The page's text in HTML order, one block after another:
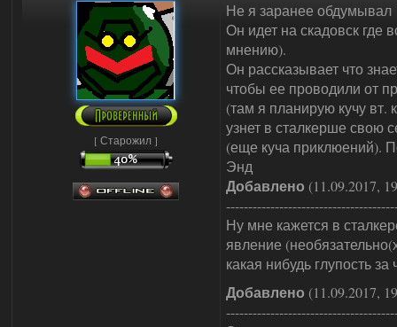
[ Старожил ]
Не я заранее обдумывал
Он идет на скадовск где
мнению).
Он рассказывает что
чтобы ее проводили от
(там я планирую кучу вт.
узнет в сталкерше свою
(еще куча приклюений).
Энд
Добавлено (11.09.2017,
Ну мне кажется в
явление
какая нибудь глупость
Добавлено (11.09.2017,